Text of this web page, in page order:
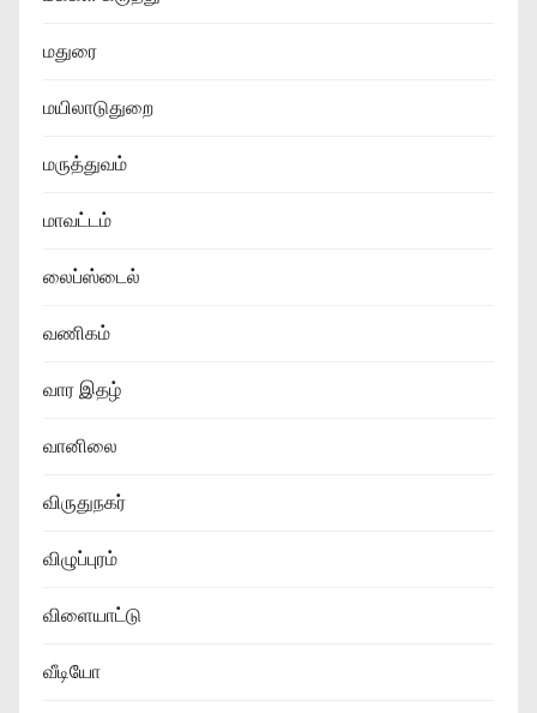
மதுரை
மயிலாடுதுறை
மருத்துவம்
மாவட்டம்
லைப்ஸ்டைல்
வணிகம்
வார இதழ்
வானிலை
விருதுநகர்
விழுப்புரம்
விளையாட்டு
வீடியோ